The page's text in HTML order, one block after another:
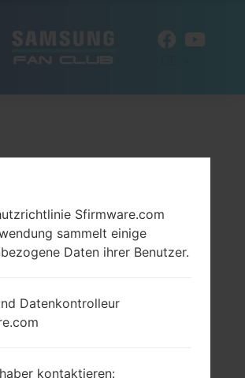
Sfirmware.com
sammelt einige
Daten ihrer Benutzer.
Datenkontrolleur
kontaktieren: